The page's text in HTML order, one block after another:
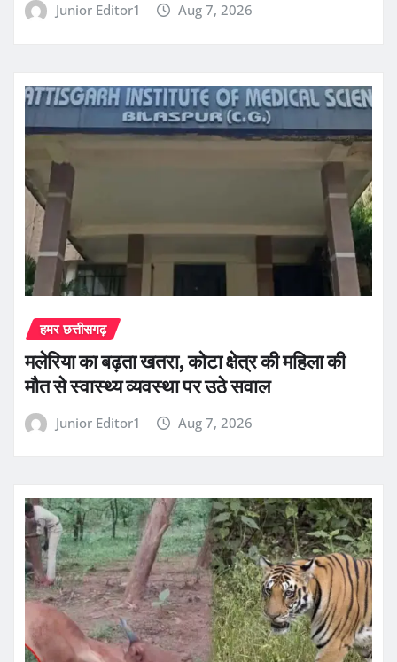
Junior Editor1 Aug 7, 2026
हमर छत्तीसगढ़
मलेरिया का बढ़ता खतरा, कोटा क्षेत्र की महिला की
मौत से स्वास्थ्य व्यवस्था पर उठे सवाल
Junior Editor1 Aug 7, 2026